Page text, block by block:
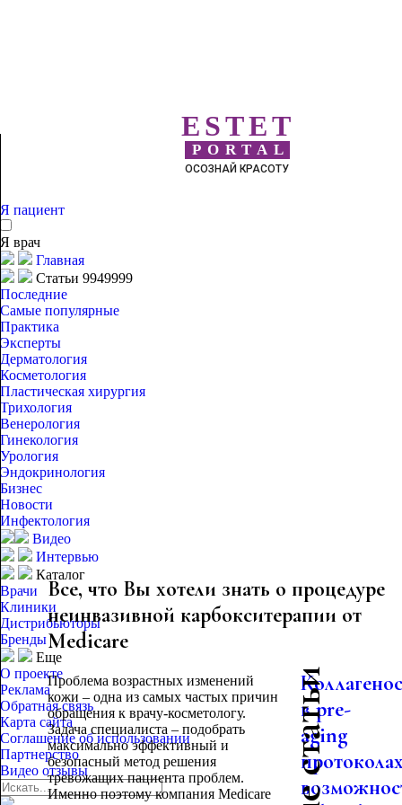
ESTET
PORTAL
ОСОЗНАЙ КРАСОТУ
Я пациент
Я врач
Главная
Статьи 9949999
Последние
Самые популярные
Практика
Эксперты
Дерматология
Косметология
Пластическая хирургия
Трихология
Венерология
Гинекология
Урология
Эндокринология
Бизнес
Новости
Инфектология
Видео
Интервью
Каталог
Врачи
Клиники
Дистрибьюторы
Бренды
Еще
О проекте
Реклама
Обратная связь
Карта сайта
Соглашение об использовании
Партнерство
Видео отзывы
Все, что Вы хотели знать о процедуре
неинвазивной карбокситерапии от
Medicare
Проблема возрастных изменений
кожи – одна из самых частых причин
обращения к врачу-косметологу.
Задача специалиста – подобрать
максимально эффективный и
безопасный метод решения
тревожащих пациента проблем.
Именно поэтому компания Medicare
в pre-
aging